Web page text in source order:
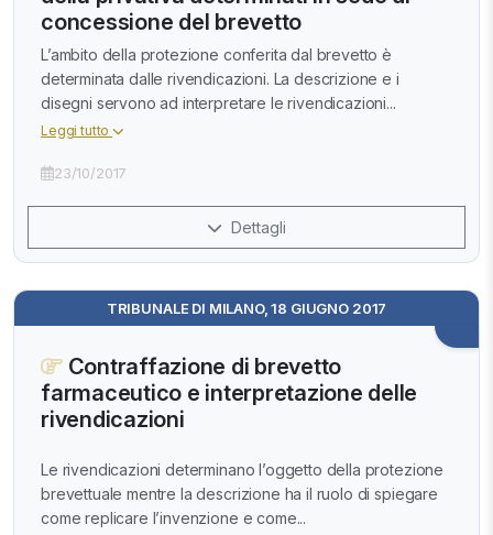
concessione del brevetto
L’ambito della protezione conferita dal brevetto è
determinata dalle rivendicazioni. La descrizione e i
disegni servono ad interpretare le rivendicazioni...
Leggi tutto
23/10/2017
Dettagli
TRIBUNALE DI MILANO, 18 GIUGNO 2017
Contraffazione di brevetto
farmaceutico e interpretazione delle
rivendicazioni
Le rivendicazioni determinano l’oggetto della protezione
brevettuale mentre la descrizione ha il ruolo di spiegare
come replicare l’invenzione e come...